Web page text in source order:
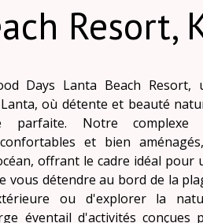
Resort,
Days Lanta Beach
où détente et beauté
parfaite. Notre
et bien
offrant le cadre idéal pour
vous détendre au bord de la
ou d'explorer la
éventail d'activités conçues